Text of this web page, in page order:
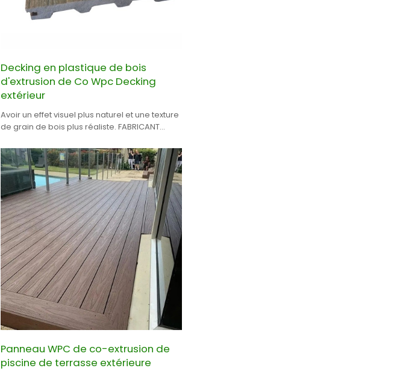
Decking en plastique de bois
d'extrusion de Co Wpc Decking
extérieur
Avoir un effet visuel plus naturel et une texture
de grain de bois plus réaliste. FABRICANT
Panneau WPC de co-extrusion de
piscine de terrasse extérieure